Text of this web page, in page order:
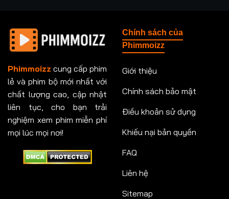
Phimmoizz cung cấp phim
lẻ và phim bộ mới nhất với
chất lượng cao, cập nhật
liên tục, cho bạn trải
nghiệm xem phim miễn phí
mọi lúc mọi nơi!
Chính sách của
Phimmoizz
Giới thiệu
Chính sách bảo mật
Điều khoản sử dụng
Khiếu nại bản quyền
FAQ
Liên hệ
Sitemap